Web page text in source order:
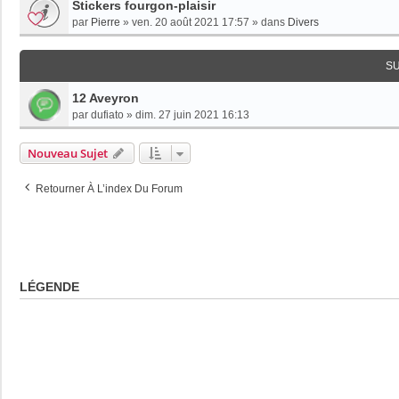
Stickers fourgon-plaisir
par Pierre » ven. 20 août 2021 17:57 » dans Divers
12 Aveyron
par dufiato » dim. 27 juin 2021 16:13
Nouveau Sujet
Retourner À L’index Du Forum
LÉGENDE